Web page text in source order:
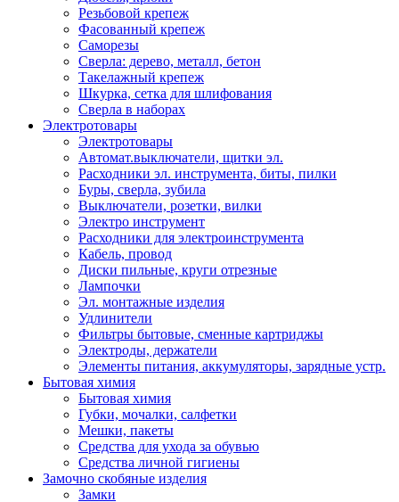
Резьбовой крепеж
Фасованный крепеж
Саморезы
Сверла: дерево, металл, бетон
Такелажный крепеж
Шкурка, сетка для шлифования
Сверла в наборах
Электротовары
Электротовары
Автомат.выключатели, щитки эл.
Расходники эл. инструмента, биты, пилки
Буры, сверла, зубила
Выключатели, розетки, вилки
Электро инструмент
Расходники для электроинструмента
Кабель, провод
Диски пильные, круги отрезные
Лампочки
Эл. монтажные изделия
Удлинители
Фильтры бытовые, сменные картриджы
Электроды, держатели
Элементы питания, аккумуляторы, зарядные устр.
Бытовая химия
Бытовая химия
Губки, мочалки, салфетки
Мешки, пакеты
Средства для ухода за обувью
Средства личной гигиены
Замочно скобяные изделия
Замки